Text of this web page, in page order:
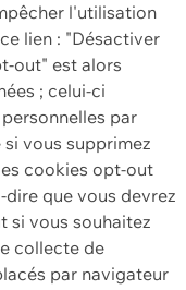
l'utilisation
lien : "Désactiver
out" est alors
; celui-ci
par
vous supprimez
cookies opt-out
que vous devrez
si vous souhaitez
collecte de
par navigateur